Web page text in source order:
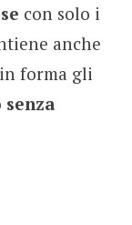
con solo i
anche
forma gli
senza